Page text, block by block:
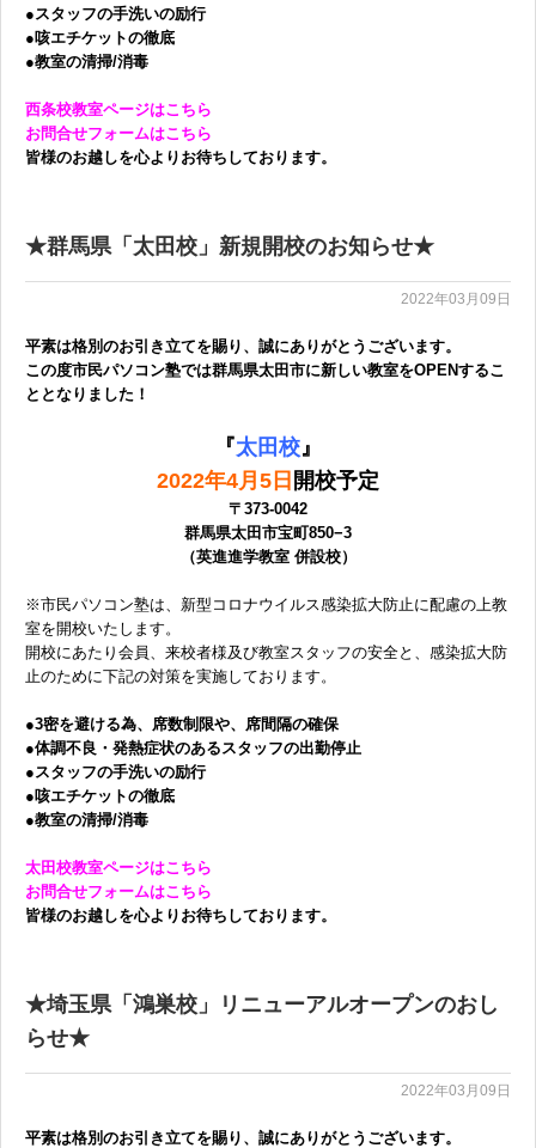
●スタッフの手洗いの励行
●咳エチケットの徹底
●教室の清掃/消毒
西条校教室ページはこちら
お問合せフォームはこちら
皆様のお越しを心よりお待ちしております。
★群馬県「太田校」新規開校のお知らせ★
2022年03月09日
平素は格別のお引き立てを賜り、誠にありがとうございます。
この度市民パソコン塾では群馬県太田市に新しい教室をOPENするこ
ととなりました！
『太田校 』
2022年4月5日 開校予定
〒373-0042
群馬県太田市宝町850−3
（英進進学教室 併設校）
※市民パソコン塾は、新型コロナウイルス感染拡大防止に配慮の上教
室を開校いたします。
開校にあたり会員、来校者様及び教室スタッフの安全と、感染拡大防
止のために下記の対策を実施しております。
●3密を避ける為、席数制限や、席間隔の確保
●体調不良・発熱症状のあるスタッフの出勤停止
●スタッフの手洗いの励行
●咳エチケットの徹底
●教室の清掃/消毒
太田校教室ページはこちら
お問合せフォームはこちら
皆様のお越しを心よりお待ちしております。
★埼玉県「鴻巣校」リニューアルオープンのおし
らせ★
2022年03月09日
平素は格別のお引き立てを賜り、誠にありがとうございます。